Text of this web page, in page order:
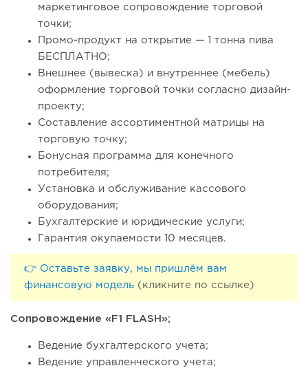
маркетинговое сопровождение торговой
точки;
Промо-продукт на открытие — 1 тонна пива
БЕСПЛАТНО;
Внешнее (вывеска) и внутреннее (мебель)
оформление торговой точки согласно дизайн-
проекту;
Составление ассортиментной матрицы на
торговую точку;
Бонусная программа для конечного
потребителя;
Установка и обслуживание кассового
оборудования;
Бухгалтерские и юридические услуги;
Гарантия окупаемости 10 месяцев.
👉 Оставьте заявку, мы пришлём вам
финансовую модель (кликните по ссылке)
Сопровождение «F1 FLASH»;
Ведение бухгалтерского учета;
Ведение управленческого учета;